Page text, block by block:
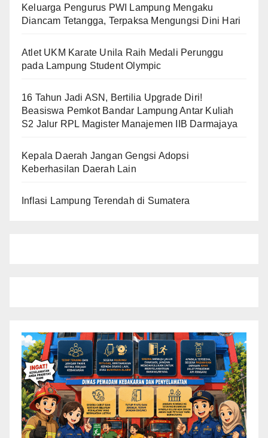
Keluarga Pengurus PWI Lampung Mengaku
Diancam Tetangga, Terpaksa Mengungsi Dini Hari
Atlet UKM Karate Unila Raih Medali Perunggu
pada Lampung Student Olympic
16 Tahun Jadi ASN, Bertilia Upgrade Diri!
Beasiswa Pemkot Bandar Lampung Antar Kuliah
S2 Jalur RPL Magister Manajemen IIB Darmajaya
Kepala Daerah Jangan Gengsi Adopsi
Keberhasilan Daerah Lain
Inflasi Lampung Terendah di Sumatera